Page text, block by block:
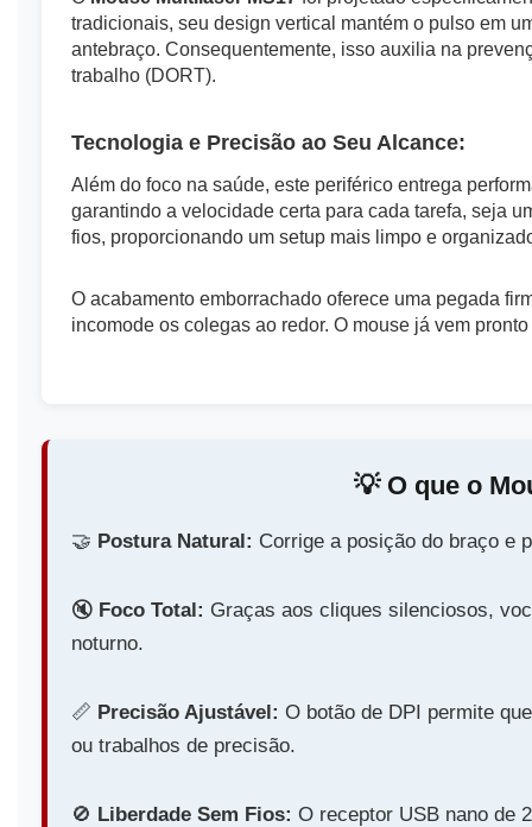
tradicionais, seu design vertical mantém o pulso em
antebraço. Consequentemente, isso auxilia na
trabalho (DORT).
Tecnologia e Precisão ao Seu Alcance:
Além do foco na saúde, este periférico entrega
garantindo a velocidade certa para cada tarefa, seja
fios, proporcionando um setup mais limpo e
O acabamento emborrachado oferece uma pegada
incomode os colegas ao redor. O mouse já vem
💡️ O que o
🤝️ Postura Natural: Corrige a posição do braço e
🔇️ Foco Total: Graças aos cliques silenciosos,
noturno.
📏️ Precisão Ajustável: O botão de DPI permite
ou trabalhos de precisão.
🚫️ Liberdade Sem Fios: O receptor USB nano de